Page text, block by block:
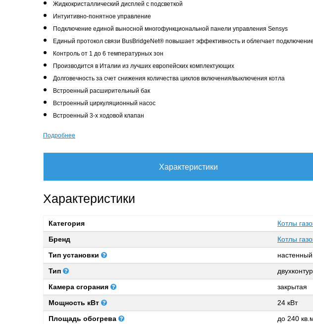
Жидкокристаллический дисплей с подсветкой
Интуитивно-понятное управление
Подключение единой выносной многофункциональной панели управления Sensys
Единый протокол связи BusBridgeNet® повышает эффективность и облегчает
Контроль от 1 до 6 температурных зон
Производится в Италии из лучших европейских комплектующих
Долговечность за счет снижения количества циклов включения/выключения котла
Встроенный расширительный бак
Встроенный циркуляционный насос
Встроенный 3-х ходовой клапан
Подробнее
Характеристики
Характеристики
Категория
Котлы
Бренд
Котлы
Тип установки
настенный
Тип
Камера сгорания
закрытая
Мощность кВт
24 кВт
Площадь обогрева
до 240